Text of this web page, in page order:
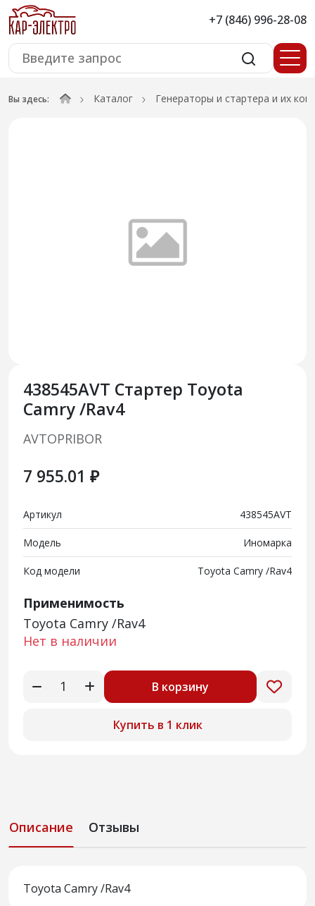
+7 (846) 996-28-08
Вы здесь: Каталог Генераторы и стартера и их
438545AVT Стартер Toyota
Camry /Rav4
AVTOPRIBOR
7 955.01 ₽
Артикул 438545AVT
Модель Иномарка
Код модели Toyota Camry /Rav4
Применимость
Toyota Camry /Rav4
Нет в наличии
В корзину
Купить в 1 клик
Описание Отзывы
Toyota Camry /Rav4